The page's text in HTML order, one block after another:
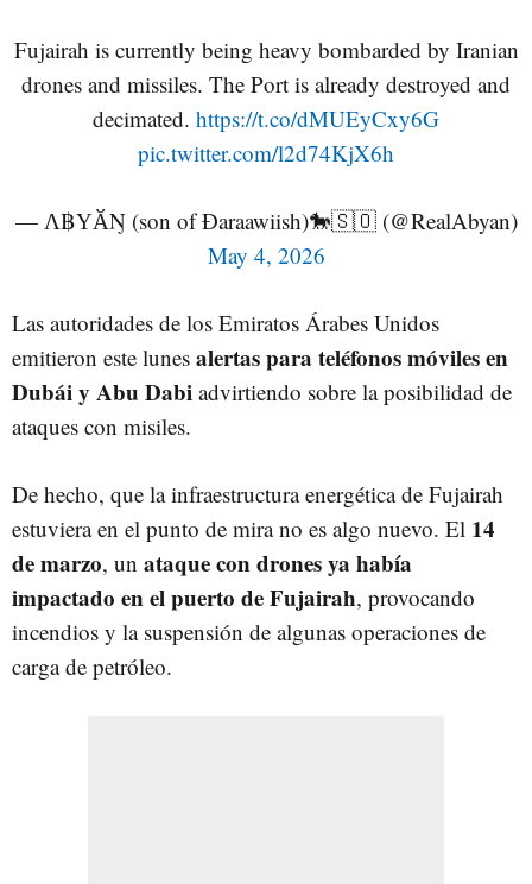
Fujairah is currently being heavy bombarded by Iranian
drones and missiles. The Port is already destroyed and
decimated. https://t.co/dMUEyCxy6G
pic.twitter.com/l2d74KjX6h
— Ʌ฿ҮӐŊ (son of Ðaraawiish)🐎🇸🇴 (@RealAbyan)
May 4, 2026
Las autoridades de los Emiratos Árabes Unidos
emitieron este lunes alertas para teléfonos móviles en
Dubái y Abu Dabi advirtiendo sobre la posibilidad de
ataques con misiles.
De hecho, que la infraestructura energética de Fujairah
estuviera en el punto de mira no es algo nuevo. El 14
de marzo, un ataque con drones ya había
impactado en el puerto de Fujairah, provocando
incendios y la suspensión de algunas operaciones de
carga de petróleo.